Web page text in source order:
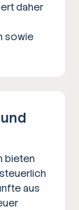
daher
sowie
bieten
aus